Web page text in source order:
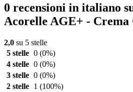
0 recensioni in italiano
Acorelle AGE+ - Crema
2,0 su 5 stelle
5 stelle 0 (0%)
4 stelle 0 (0%)
3 stelle 0 (0%)
2 stelle
1 (100%)